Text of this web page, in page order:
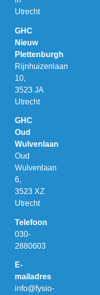
Utrecht
GHC
Nieuw
Plettenburgh
Rijnhuizenlaan
10,
3523 JA
Utrecht
GHC
Oud
Wulvenlaan
Oud
Wulvenlaan
6,
3523 XZ
Utrecht
Telefoon
030-
2880603
E-
mailadres
info@fysio-